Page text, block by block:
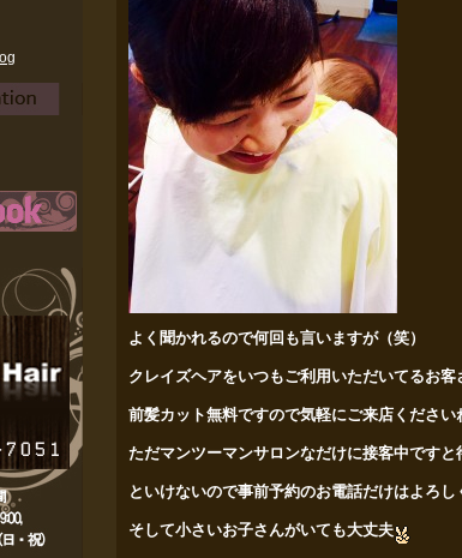
よく聞かれるので何回も言いますが（笑）
クレイズヘアをいつもご利用いただいてるお客
前髪カット無料ですので気軽にご来店ください
ただマンツーマンサロンなだけに接客中ですと
といけないので事前予約のお電話だけはよろし
そして小さいお子さんがいても大丈夫